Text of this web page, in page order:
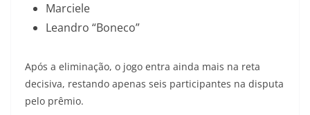
Marciele
Leandro “Boneco”
Após a eliminação, o jogo entra ainda mais na reta
decisiva, restando apenas seis participantes na disputa
pelo prêmio.